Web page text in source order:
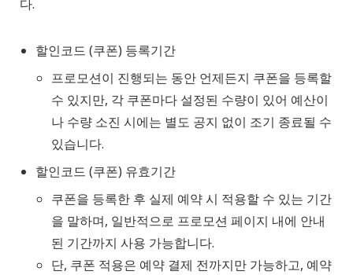
다.
할인코드 (쿠폰) 등록기간
프로모션이 진행되는 동안 언제든지 쿠폰을 등록할
수 있지만, 각 쿠폰마다 설정된 수량이 있어 예산이
나 수량 소진 시에는 별도 공지 없이 조기 종료될 수
있습니다.
할인코드 (쿠폰) 유효기간
쿠폰을 등록한 후 실제 예약 시 적용할 수 있는 기간
을 말하며, 일반적으로 프로모션 페이지 내에 안내
된 기간까지 사용 가능합니다.
단, 쿠폰 적용은 예약 결제 전까지만 가능하고, 예약